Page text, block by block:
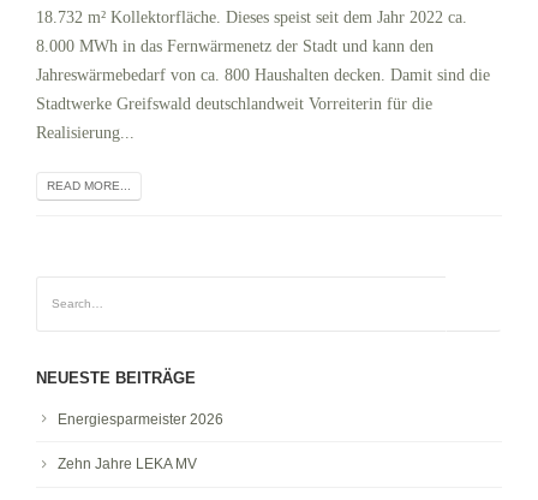
18.732 m² Kollektorfläche. Dieses speist seit dem Jahr 2022 ca.
8.000 MWh in das Fernwärmenetz der Stadt und kann den
Jahreswärmebedarf von ca. 800 Haushalten decken. Damit sind die
Stadtwerke Greifswald deutschlandweit Vorreiterin für die
Realisierung...
READ MORE...
NEUESTE BEITRÄGE
Energiesparmeister 2026
Zehn Jahre LEKA MV